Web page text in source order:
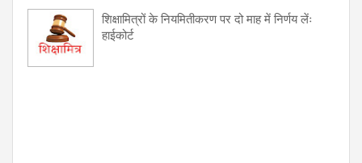
शिक्षामित्रों के नियमितीकरण पर दो माह में निर्णय लेंः
हाईकोर्ट